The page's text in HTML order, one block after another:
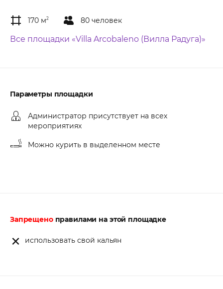
170 м2 80 человек
Все площадки «Villa Arcobaleno (Вилла Радуга)»
Параметры площадки
Администратор присутствует на всех
мероприятиях
Можно курить в выделенном месте
Запрещеноправилами на этой площадке
использовать свой кальян